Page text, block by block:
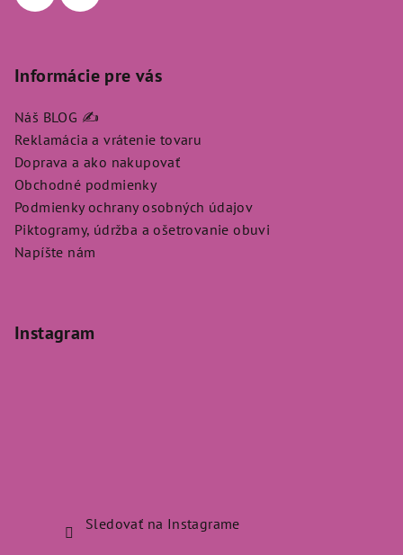
Informácie pre vás
Náš BLOG ✍️
Reklamácia a vrátenie tovaru
Doprava a ako nakupovať
Obchodné podmienky
Podmienky ochrany osobných údajov
Piktogramy, údržba a ošetrovanie obuvi
Napíšte nám
Instagram
Sledovať na Instagrame